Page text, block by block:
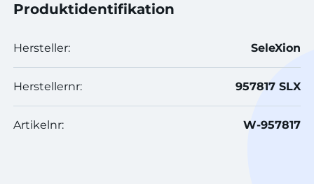
Produktidentifikation
Hersteller: SeleXion
Herstellernr: 957817 SLX
Artikelnr: W-957817